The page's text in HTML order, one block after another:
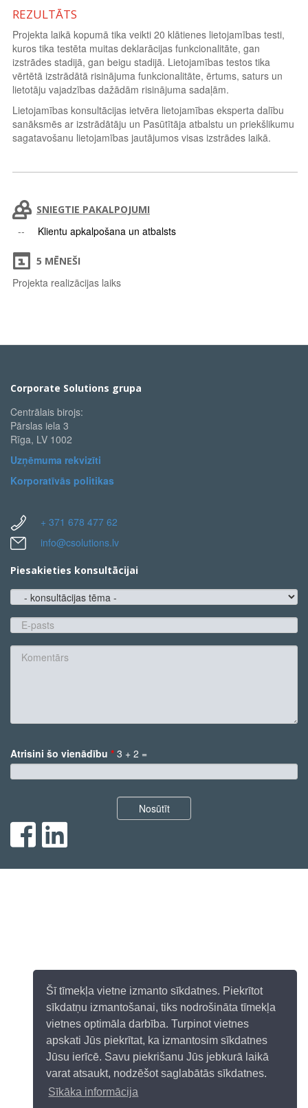
Šī tīmekļa vietne izmanto sīkdatnes. Piekrītot
sīkdatņu izmantošanai, tiks nodrošināta tīmekļa
vietnes optimāla darbība. Turpinot vietnes
apskati Jūs piekrītat, ka izmantosim sīkdatnes
Jūsu ierīcē. Savu piekrišanu Jūs jebkurā laikā
varat atsaukt, nodzēšot saglabātās sīkdatnes.
Sīkāka informācija
REZULTĀTS
Projekta laikā kopumā tika veikti 20 klātienes lietojamības testi,
kuros tika testēta muitas deklarācijas funkcionalitāte, gan
izstrādes stadijā, gan beigu stadijā. Lietojamības testos tika
vērtētā izstrādātā risinājuma funkcionalitāte, ērtums, saturs un
lietotāju vajadzības dažādām risinājuma sadaļām.
Lietojamības konsultācijas ietvēra lietojamības eksperta dalību
sanāksmēs ar izstrādātāju un Pasūtītāja atbalstu un priekšlikumu
sagatavošanu lietojamības jautājumos visas izstrādes laikā.
SNIEGTIE PAKALPOJUMI
Klientu apkalpošana un atbalsts
5 MĒNEŠI
Projekta realizācijas laiks
Corporate Solutions grupa
Centrālais birojs:
Pārslas iela 3
Rīga, LV 1002
Uzņēmuma rekvizīti
Korporatīvās politikas
+ 371 678 477 62
info@csolutions.lv
Piesakieties konsultācijai
konsultācijas
tēma
E-
pasts
*
Atrisini šo vienādību * 3 + 2 =
Nosūtīt